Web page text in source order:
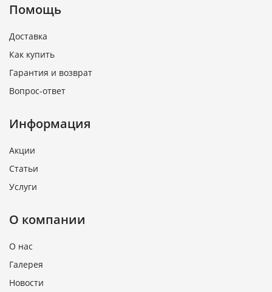
Помощь
Доставка
Как купить
Гарантия и возврат
Вопрос-ответ
Информация
Акции
Статьи
Услуги
О компании
О нас
Галерея
Новости